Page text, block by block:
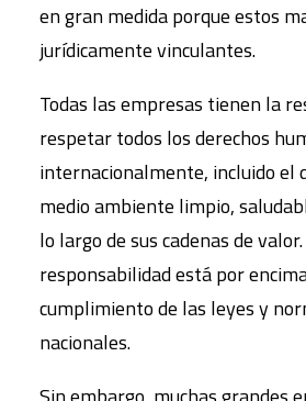
en gran medida porque estos
jurídicamente vinculantes.
Todas las empresas tienen la
respetar todos los derechos
internacionalmente, incluido el
medio ambiente limpio,
lo largo de sus cadenas de
responsabilidad está por
cumplimiento de las leyes y
nacionales.